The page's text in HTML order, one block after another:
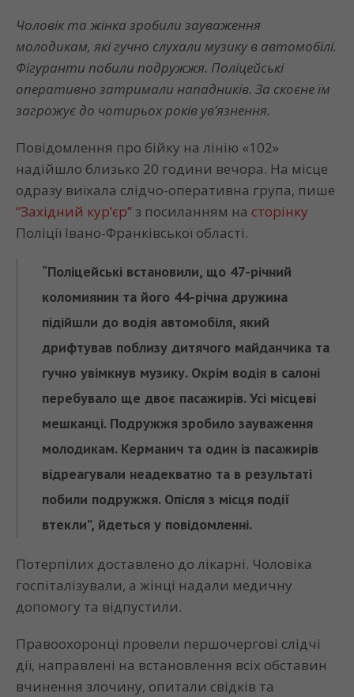
Чоловік та жінка зробили зауваження
молодикам, які гучно слухали музику в автомобілі.
Фігуранти побили подружжя. Поліцейські
оперативно затримали нападників. За скоєне їм
загрожує до чотирьох років ув’язнення.
Повідомлення про бійку на лінію «102»
надійшло близько 20 години вечора. На місце
одразу виїхала слідчо-оперативна група, пише
“Західний кур’єр” з посиланням на сторінку
Поліції Івано-Франківської області.
“Поліцейські встановили, що 47-річний
коломиянин та його 44-річна дружина
підійшли до водія автомобіля, який
дрифтував поблизу дитячого майданчика та
гучно увімкнув музику. Окрім водія в салоні
перебувало ще двоє пасажирів. Усі місцеві
мешканці. Подружжя зробило зауваження
молодикам. Керманич та один із пасажирів
відреагували неадекватно та в результаті
побили подружжя. Опісля з місця події
втекли”, йдеться у повідомленні.
Потерпілих доставлено до лікарні. Чоловіка
госпіталізували, а жінці надали медичну
допомогу та відпустили.
Правоохоронці провели першочергові слідчі
дії, направлені на встановлення всіх обставин
вчинення злочину, опитали свідків та